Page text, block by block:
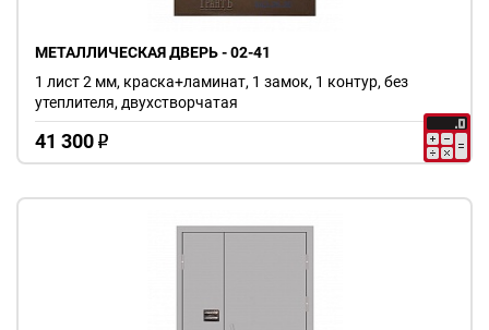
МЕТАЛЛИЧЕСКАЯ ДВЕРЬ - 02-41
41 300 o
1 лист 2 мм, краска+ламинат, 1 замок, 1 контур, без
утеплителя, двухстворчатая